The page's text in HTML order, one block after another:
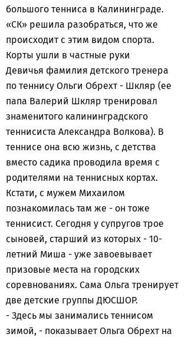
большого тенниса в Калининграде.
«СК» решила разобраться, что же
происходит с этим видом спорта.
Корты ушли в частные руки
Девичья фамилия детского тренера
по теннису Ольги Обрехт - Шкляр (ее
папа Валерий Шкляр тренировал
знаменитого калининградского
теннисиста Александра Волкова). В
теннисе она всю жизнь, с детства
вместо садика проводила время с
родителями на теннисных кортах.
Кстати, с мужем Михаилом
познакомилась там же - он тоже
теннисист. Сегодня у супругов трое
сыновей, старший из которых - 10-
летний Миша - уже завоевывает
призовые места на городских
соревнованиях. Сама Ольга тренирует
две детские группы ДЮСШОР.
- Здесь мы занимались теннисом
зимой, - показывает Ольга Обрехт на